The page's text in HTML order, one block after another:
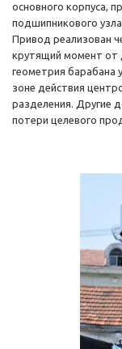
основного корпуса,
подшипникового
Привод реализован
крутящий момент от
геометрия барабана
зоне действия
разделения. Другие
потери целевого